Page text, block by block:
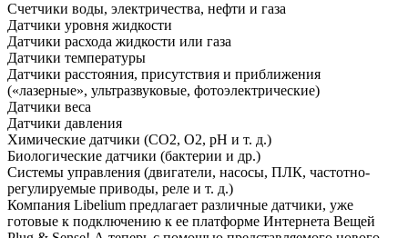
Счетчики воды, электричества, нефти и газа
Датчики уровня жидкости
Датчики расхода жидкости или газа
Датчики температуры
Датчики расстояния, присутствия и приближения
(«лазерные», ультразвуковые, фотоэлектрические)
Датчики веса
Датчики давления
Химические датчики (CO2, O2, pH и т. д.)
Биологические датчики (бактерии и др.)
Системы управления (двигатели, насосы, ПЛК, частотно-
регулируемые приводы, реле и т. д.)
Компания Libelium предлагает различные датчики, уже
готовые к подключению к ее платформе Интернета Вещей